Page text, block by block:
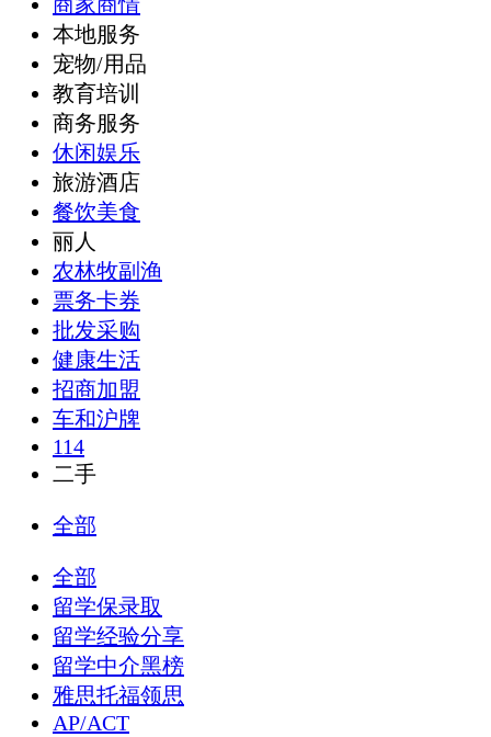
本地服务
宠物/用品
教育培训
商务服务
休闲娱乐
旅游酒店
餐饮美食
丽人
农林牧副渔
票务卡券
批发采购
健康生活
招商加盟
车和沪牌
114
二手
全部
全部
留学保录取
留学经验分享
留学中介黑榜
雅思托福领思
AP/ACT